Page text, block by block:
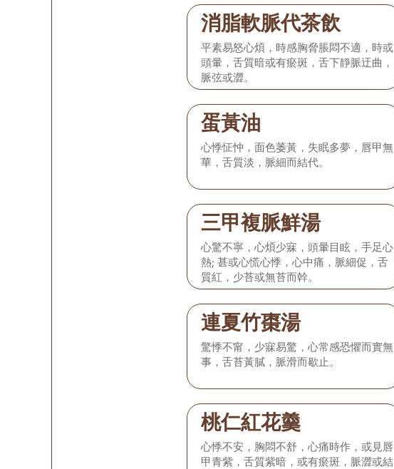
消脂軟脈代茶飲
平素易怒心煩，時感胸脅脹悶不適，時或
頭暈，舌質暗或有瘀斑，舌下靜脈迂曲，
脈弦或澀。
蛋黃油
心悸怔忡，面色萎黃，失眠多夢，唇甲無
華，舌質淡，脈細而結代。
三甲複脈鮮湯
心驚不寧，心煩少寐，頭暈目眩，手足心
熱; 甚或心慌心悸，心中痛，脈細促，舌
質紅，少苔或無苔而幹。
連夏竹棗湯
驚悸不甯，少寐易驚，心常感恐懼而實無
事，舌苔黃膩，脈滑而歇止。
桃仁紅花羹
心悸不安，胸悶不舒，心痛時作，或見唇
甲青紫，舌質紫暗，或有瘀斑，脈澀或結